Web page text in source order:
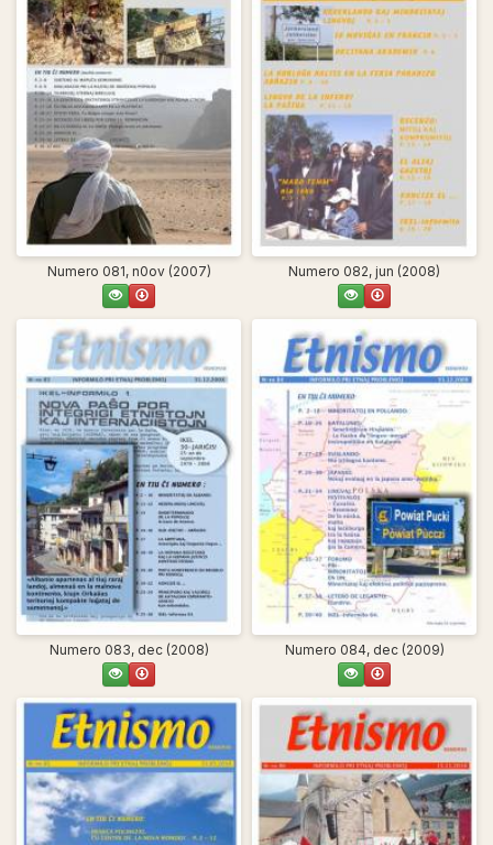
Numero 081, n0ov (2007) Numero 082, jun (2008)
Numero 083, dec (2008) Numero 084, dec (2009)